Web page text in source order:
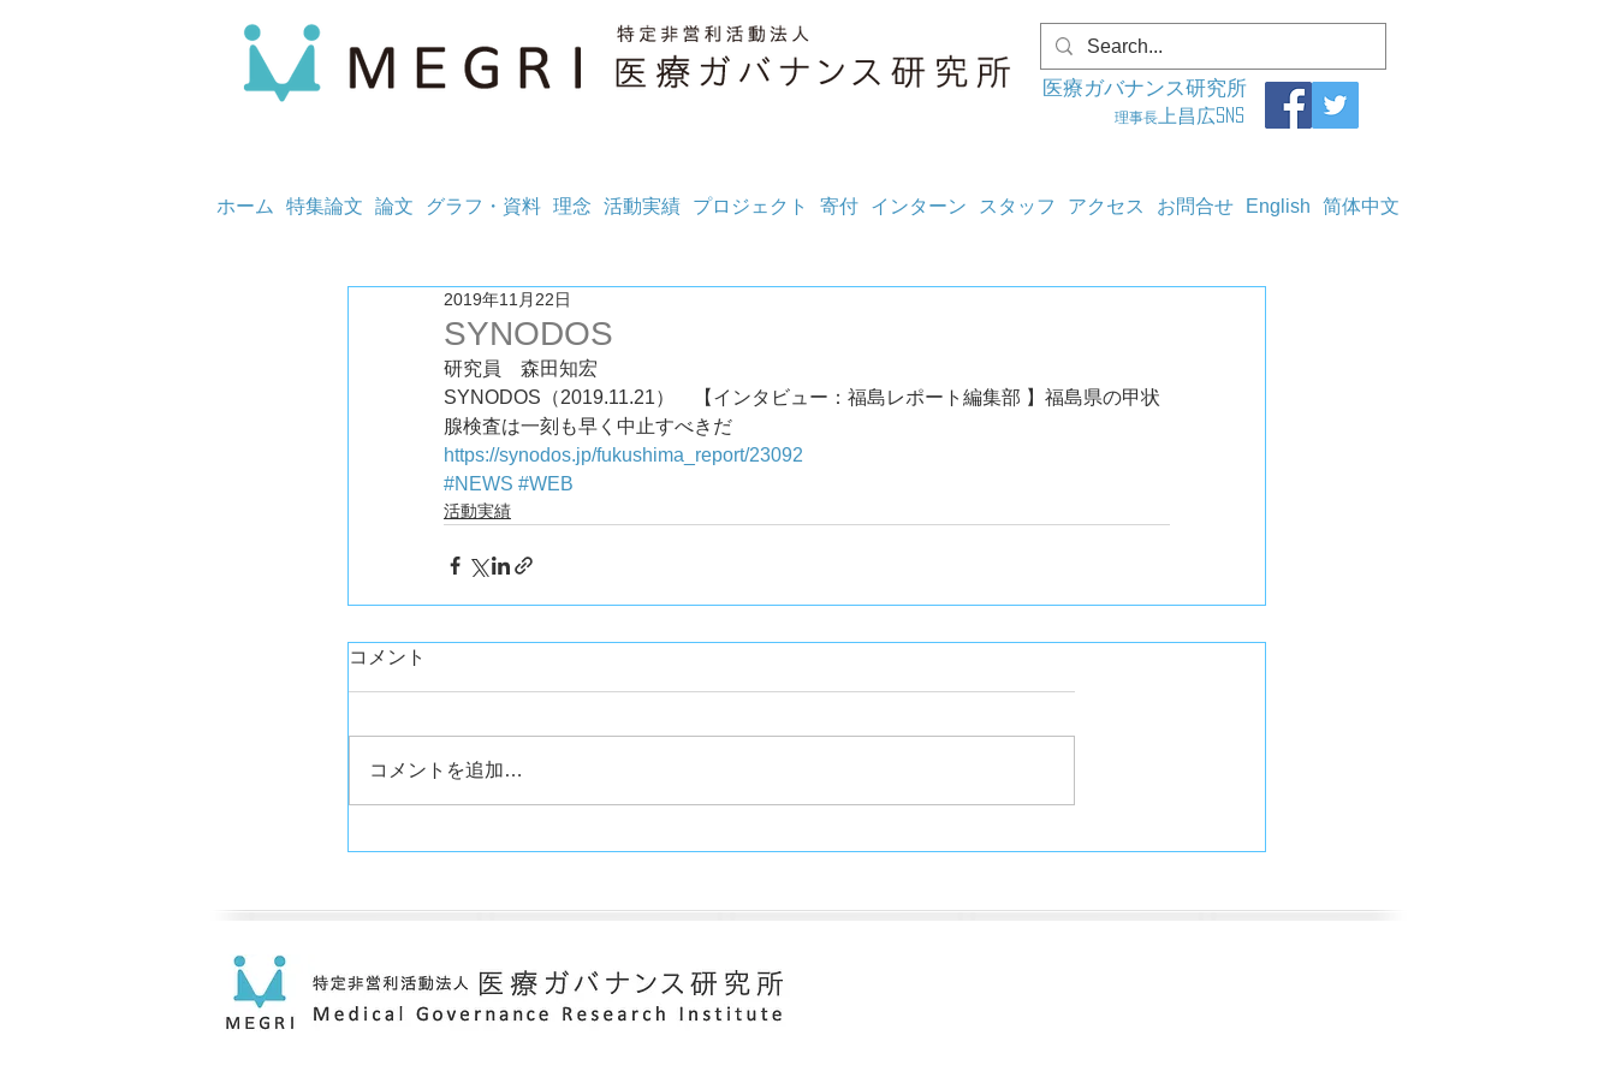
医療ガバナンス研究所
理事長 上昌広SNS
ホーム 特集論文 論文 グラフ・資料 理念 活動実績 プロジェクト 寄付 インターン スタッフ アクセス お問合せ English 简体中文
SYNODOS
2019年11月22日
研究員　森田知宏
SYNODOS（2019.11.21）　【インタビュー：福島レポート編集部 】福島県の甲状
腺検査は一刻も早く中止すべきだ
https://synodos.jp/fukushima_report/23092
#NEWS #WEB
活動実績
コメント
コメントを追加…